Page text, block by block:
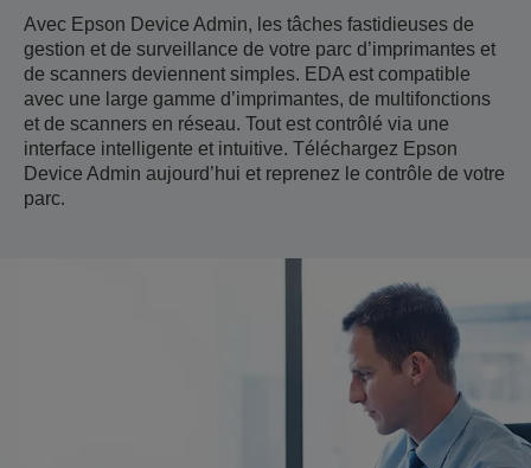
Avec Epson Device Admin, les tâches fastidieuses de
gestion et de surveillance de votre parc d’imprimantes et
de scanners deviennent simples. EDA est compatible
avec une large gamme d’imprimantes, de multifonctions
et de scanners en réseau. Tout est contrôlé via une
interface intelligente et intuitive. Téléchargez Epson
Device Admin aujourd’hui et reprenez le contrôle de votre
parc.